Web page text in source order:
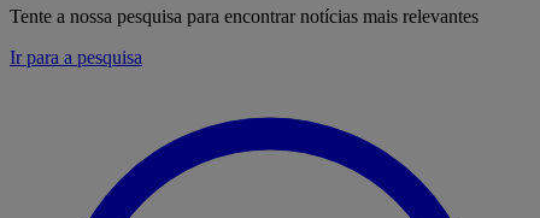
Tente a nossa pesquisa para encontrar notícias mais relevantes
Ir para a pesquisa